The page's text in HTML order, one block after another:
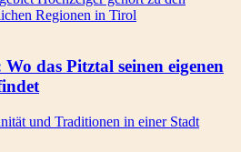
das Pitztal seinen eigenen